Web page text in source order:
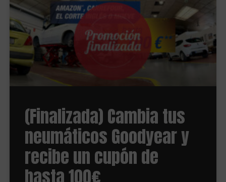
(Finalizada) Cambia tus
neumáticos Goodyear y
recibe un cupón de